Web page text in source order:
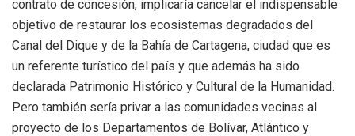
contrato de concesión, implicaría cancelar el indispensable
objetivo de restaurar los ecosistemas degradados del
Canal del Dique y de la Bahía de Cartagena, ciudad que es
un referente turístico del país y que además ha sido
declarada Patrimonio Histórico y Cultural de la Humanidad.
Pero también sería privar a las comunidades vecinas al
proyecto de los Departamentos de Bolívar, Atlántico y